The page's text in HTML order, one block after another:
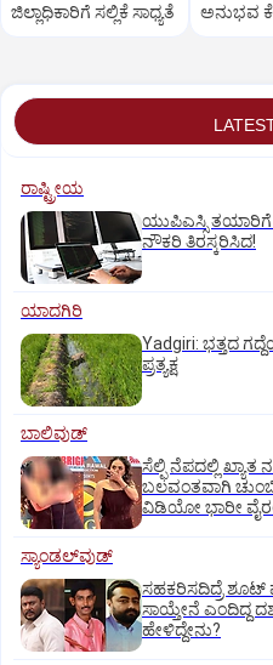
ಜಿಲ್ಲಾಧಿಕಾರಿಗೆ ಸಲ್ಲಿಕೆ ಸಾಧ್ಯತೆ
ಅನುಭವ
ರಾಷ್ಟ್ರೀಯ
ಯುಪಿಎಸ್ಸಿ ತಯಾರಿಗೆ
ನೌಕರಿ ತಿರಸ್ಕರಿಸಿದ!
ಯಾದಗಿರಿ
Yadgiri: ಭತ್ತದ
ಪ್ರತ್ಯಕ್ಷ
ಬಾಲಿವುಡ್‌
ಸೆಲ್ಫಿ ನೆಪದಲ್ಲಿ ಖ್ಯಾತ
ಬಲವಂತವಾಗಿ
ವಿಡಿಯೋ ಭಾರೀ
ಸ್ಯಾಂಡಲ್‌ವುಡ್‌
ಸಹಕರಿಸದಿದ್ರೆ ಶೂಟ್‌
ಸಾಯ್ತೇನೆ ಎಂದಿದ್ದ
ಹೇಳಿದ್ದೇನು?